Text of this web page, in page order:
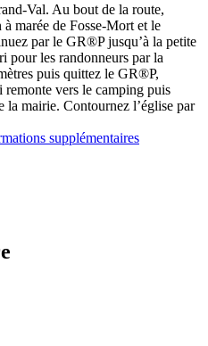
Val. Au bout de la route,
marée de Fosse-Mort et le
par le GR®P jusqu’à la petite
pour les randonneurs par la
puis quittez le GR®P,
remonte vers le camping puis
la mairie. Contournez l’église par
supplémentaires